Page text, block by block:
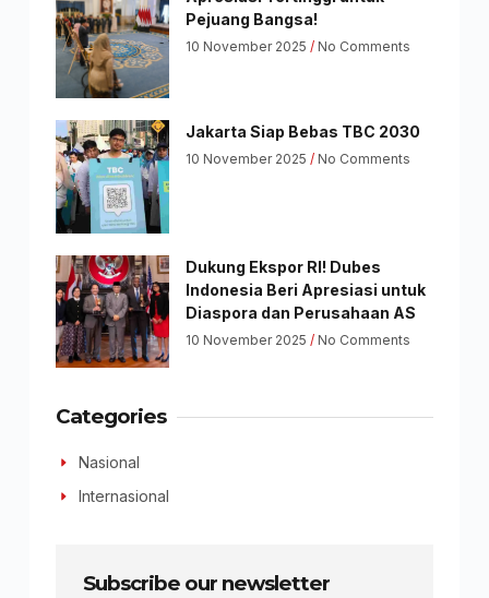
Pejuang Bangsa!
10 November 2025 No Comments
Jakarta Siap Bebas TBC 2030
10 November 2025 No Comments
Dukung Ekspor RI! Dubes
Indonesia Beri Apresiasi untuk
Diaspora dan Perusahaan AS
10 November 2025 No Comments
Categories
Nasional
Internasional
Subscribe our newsletter